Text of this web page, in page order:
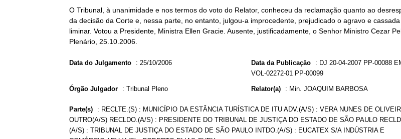
O Tribunal, à unanimidade e nos termos do voto do Relator, conheceu da reclamação quanto ao
da decisão da Corte e, nessa parte, no entanto, julgou-a improcedente, prejudicado o agravo e
liminar. Votou a Presidente, Ministra Ellen Gracie. Ausente, justificadamente, o Senhor Ministro Cezar
Plenário, 25.10.2006.
Data do Julgamento : 25/10/2006 Data da Publicação : DJ 20-04-2007 PP-00088
VOL-02272-01 PP-00099
Órgão Julgador : Tribunal Pleno Relator(a) : Min. JOAQUIM BARBOSA
Parte(s) : RECLTE.(S) : MUNICÍPIO DA ESTÂNCIA TURÍSTICA DE ITU ADV.(A/S) : VERA NUNES DE
OUTRO(A/S) RECLDO.(A/S) : PRESIDENTE DO TRIBUNAL DE JUSTIÇA DO ESTADO DE SÃO PAULO
(A/S) : TRIBUNAL DE JUSTIÇA DO ESTADO DE SÃO PAULO INTDO.(A/S) : EUCATEX S/A INDÚSTRIA E